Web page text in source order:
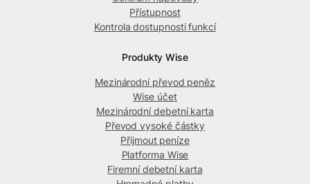
Přístupnost
Kontrola dostupnosti funkcí
Produkty Wise
Mezinárodní převod peněz
Wise účet
Mezinárodní debetní karta
Převod vysoké částky
Přijmout peníze
Platforma Wise
Firemní debetní karta